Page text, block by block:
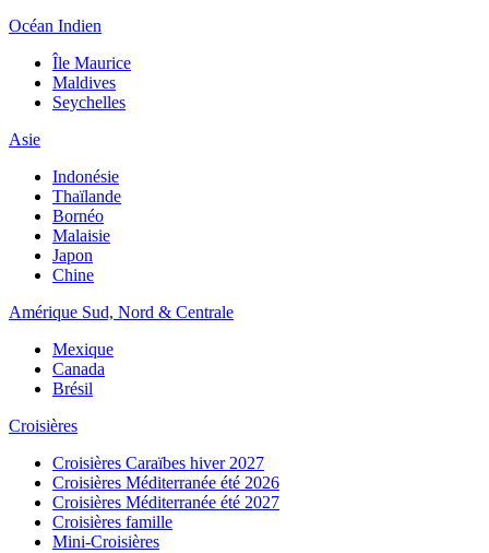
Océan Indien
Île Maurice
Maldives
Seychelles
Asie
Indonésie
Thaïlande
Bornéo
Malaisie
Japon
Chine
Amérique Sud, Nord & Centrale
Mexique
Canada
Brésil
Croisières
Croisières Caraïbes hiver 2027
Croisières Méditerranée été 2026
Croisières Méditerranée été 2027
Croisières famille
Mini-Croisières